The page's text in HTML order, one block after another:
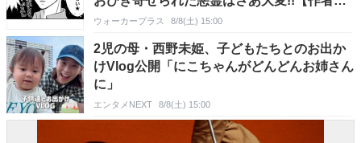
聞く】
ウォーカープラス 8/8(土) 15:00
2児の母・西野未姫、子どもたちとのお出か
けVlog公開「にこちゃんがどんどんお姉さん
に」
エンタメNEXT 8/8(土) 15:00